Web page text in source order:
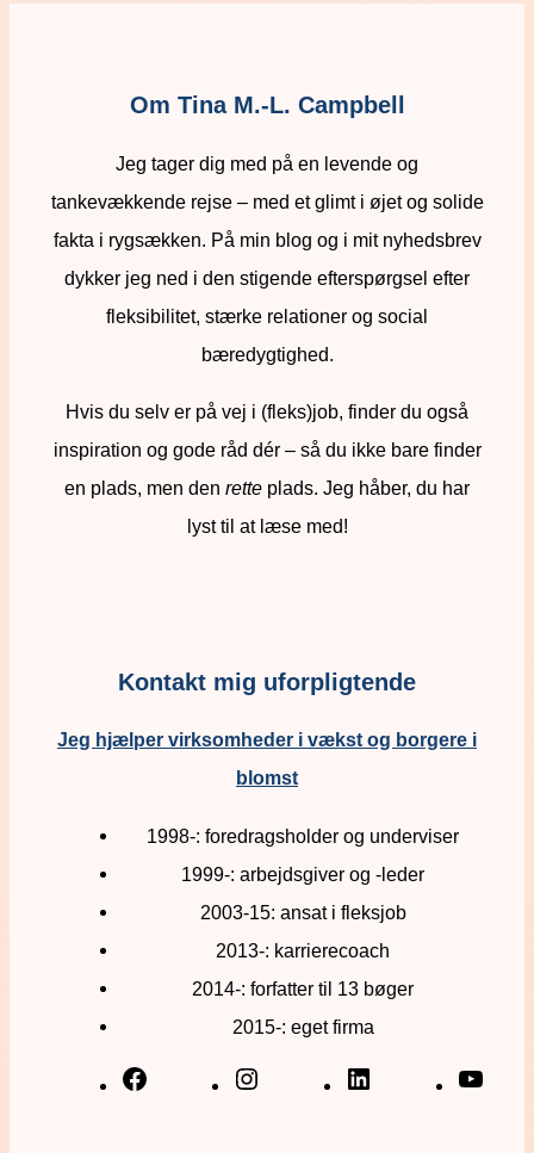
Om Tina M.-L. Campbell
Jeg tager dig med på en levende og
tankevækkende rejse – med et glimt i øjet og solide
fakta i rygsækken. På min blog og i mit nyhedsbrev
dykker jeg ned i den stigende efterspørgsel efter
fleksibilitet, stærke relationer og social
bæredygtighed.
Hvis du selv er på vej i (fleks)job, finder du også
inspiration og gode råd dér – så du ikke bare finder
en plads, men den rette plads. Jeg håber, du har
lyst til at læse med!
Kontakt mig uforpligtende
Jeg hjælper virksomheder i vækst og borgere i
blomst
1998-: foredragsholder og underviser
1999-: arbejdsgiver og -leder
2003-15: ansat i fleksjob
2013-: karrierecoach
2014-: forfatter til 13 bøger
2015-: eget firma